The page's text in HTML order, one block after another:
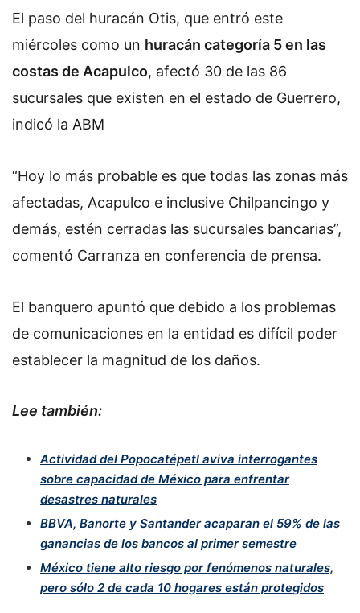
El paso del huracán Otis, que entró este
miércoles como un huracán categoría 5 en las
costas de Acapulco, afectó 30 de las 86
sucursales que existen en el estado de Guerrero,
indicó la ABM
“Hoy lo más probable es que todas las zonas más
afectadas, Acapulco e inclusive Chilpancingo y
demás, estén cerradas las sucursales bancarias”,
comentó Carranza en conferencia de prensa.
El banquero apuntó que debido a los problemas
de comunicaciones en la entidad es difícil poder
establecer la magnitud de los daños.
Lee también:
Actividad del Popocatépetl aviva interrogantes
sobre capacidad de México para enfrentar
desastres naturales
BBVA, Banorte y Santander acaparan el 59% de las
ganancias de los bancos al primer semestre
México tiene alto riesgo por fenómenos naturales,
pero sólo 2 de cada 10 hogares están protegidos